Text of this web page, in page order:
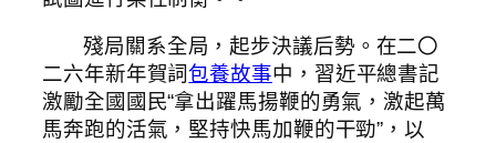
殘局關系全局，起步決議后勢。在二〇
二六年新年賀詞包養故事中，習近平總書記
激勵全國國民“拿出躍馬揚鞭的勇氣，激起萬
馬奔跑的活氣，堅持快馬加鞭的干勁”，以